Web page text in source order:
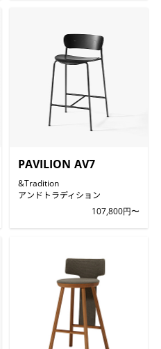
PAVILION AV7
&Tradition
アンドトラディション
107,800円〜